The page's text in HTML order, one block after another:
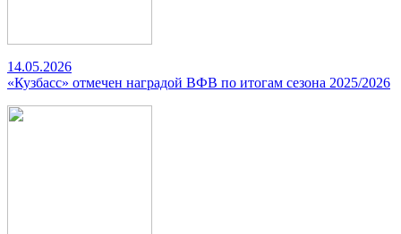
14.05.2026
«Кузбасс» отмечен наградой ВФВ по итогам сезона 2025/2026